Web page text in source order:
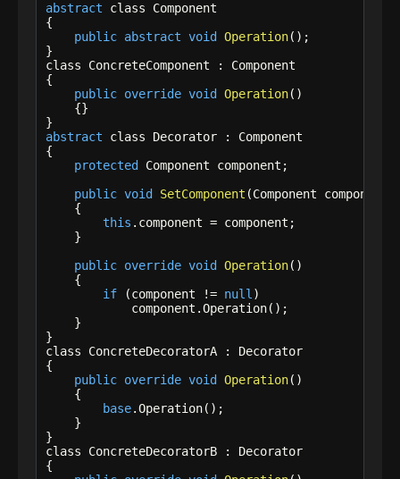
abstract class Component
{
public abstract void Operation();
}
class ConcreteComponent : Component
{
public override void Operation()
    {}
abstract class Decorator : Component
{
protected
Component component;
public void SetComponent (Component component)
    {
this .component = component;
    }
public override void Operation()
    {
if (component != null )
            component.Operation();
    }
}
class ConcreteDecoratorA : Decorator
{
public override void Operation()
    {
base.Operation();
    }
}
class ConcreteDecoratorB : Decorator
{